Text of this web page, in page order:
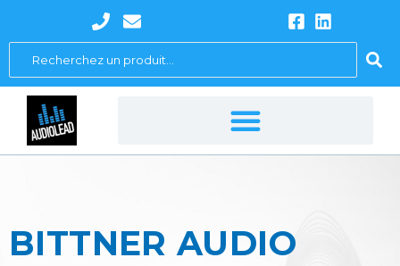
contenu
Search
...
BITTNER AUDIO